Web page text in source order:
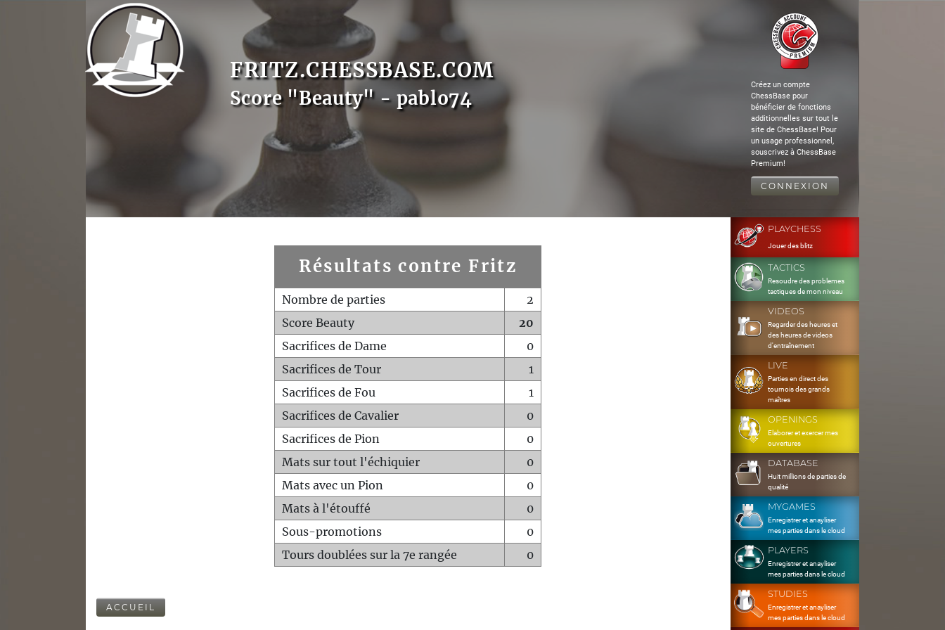
FRITZ.CHESSBASE.COM
Score "Beauty" - pablo74
Créez un compte
ChessBase pour
bénéficier de fonctions
additionnelles sur tout le
site de ChessBase! Pour
un usage professionnel,
souscrivez à ChessBase
Premium!
CONNEXION
Résultats contre Fritz
Nombre de parties
2
Score Beauty
20
Sacrifices de Dame
0
Sacrifices de Tour
1
Sacrifices de Fou
1
Sacrifices de Cavalier
0
Sacrifices de Pion
0
Mats sur tout l'échiquier
0
Mats avec un Pion
0
Mats à l'étouffé
0
Sous-promotions
0
Tours doublées sur la 7e rangée
0
ACCUEIL
PLAYCHESS
Jouer des blitz
TACTICS
Resoudre des problemes
tactiques de mon niveau
VIDEOS
Regarder des heures et
des heures de videos
d'entraînement
LIVE
Parties en direct des
tournois des grands
maîtres
OPENINGS
Elaborer et exercer mes
ouvertures
DATABASE
Huit millions de parties de
qualité
MYGAMES
Enregistrer et anayliser
mes parties dans le cloud
PLAYERS
Enregistrer et anayliser
mes parties dans le cloud
STUDIES
Enregistrer et anayliser
mes parties dans le cloud